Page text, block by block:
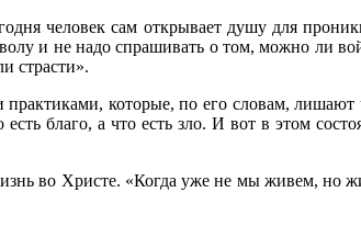
человек сам открывает душу для
и не надо спрашивать о том, можно ли
страсти».
которые, по его словам,
благо, а что есть зло. И вот в этом
во Христе. «Когда уже не мы живем, но